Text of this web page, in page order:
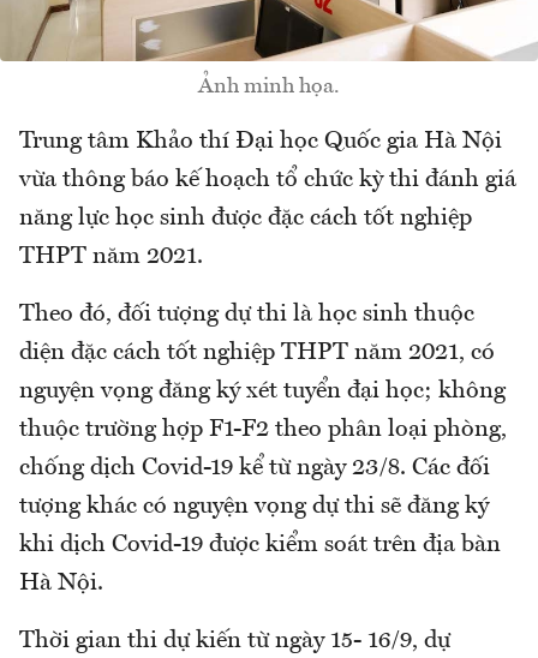
Ảnh minh họa.
Trung tâm Khảo thí Đại học Quốc gia Hà Nội
vừa thông báo kế hoạch tổ chức kỳ thi đánh giá
năng lực học sinh được đặc cách tốt nghiệp
THPT năm 2021.
Theo đó, đối tượng dự thi là học sinh thuộc
diện đặc cách tốt nghiệp THPT năm 2021, có
nguyện vọng đăng ký xét tuyển đại học; không
thuộc trường hợp F1-F2 theo phân loại phòng,
chống dịch Covid-19 kể từ ngày 23/8. Các đối
tượng khác có nguyện vọng dự thi sẽ đăng ký
khi dịch Covid-19 được kiểm soát trên địa bàn
Hà Nội.
Thời gian thi dự kiến từ ngày 15- 16/9, dự